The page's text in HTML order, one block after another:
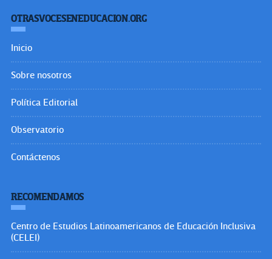
OTRASVOCESENEDUCACION.ORG
Inicio
Sobre nosotros
Política Editorial
Observatorio
Contáctenos
RECOMENDAMOS
Centro de Estudios Latinoamericanos de Educación Inclusiva
(CELEI)